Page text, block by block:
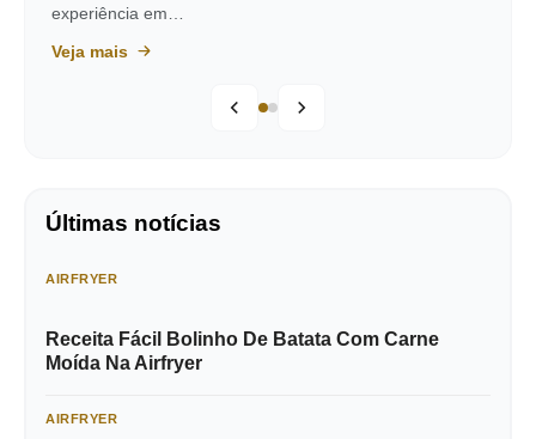
experiência em…
Veja mais
Últimas notícias
AIRFRYER
Receita Fácil Bolinho De Batata Com Carne
Moída Na Airfryer
AIRFRYER